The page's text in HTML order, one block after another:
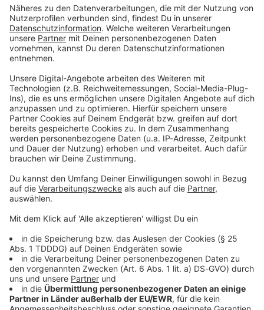
Du möchtest uns etwas sagen?
Studio Hotline
Kontaktformular
Bayern